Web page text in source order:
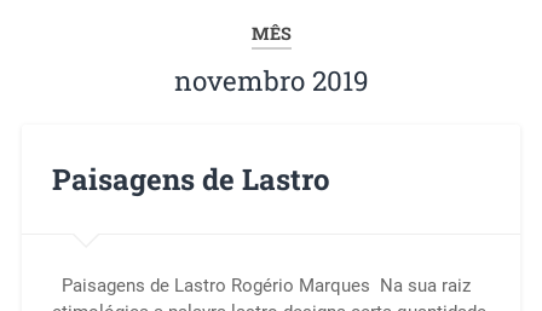
MÊS
novembro 2019
Paisagens de Lastro
Paisagens de Lastro Rogério Marques Na sua raiz